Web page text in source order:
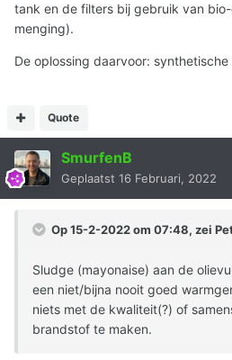
tank en de filters bij gebruik van
menging).
De oplossing daarvoor: synthetische
Quote
SmurfenB
Geplaatst 16 Februari, 2022
Op 15-2-2022 om 07:48, zei
Sludge (mayonaise) aan de
een niet/bijna nooit goed
niets met de kwaliteit(?) of
brandstof te maken.